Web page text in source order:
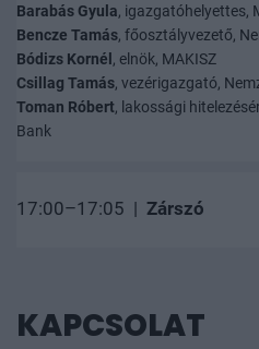
Barabás Gyula, igazgatóhelyettes,
Bencze Tamás, főosztályvezető,
Bódizs Kornél , elnök, MAKISZ
Csillag Tamás, vezérigazgató,
Toman Róbert, lakossági
Bank
17:00–17:05 | Zárszó
KAPCSOLAT